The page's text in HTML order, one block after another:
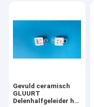
Gevuld ceramisch
GLUURT
Delenhalfgeleider het